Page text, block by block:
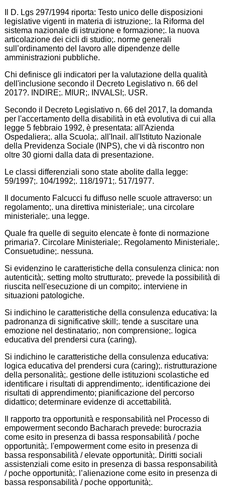
Il D. Lgs 297/1994 riporta: Testo unico delle disposizioni
legislative vigenti in materia di istruzione;. la Riforma del
sistema nazionale di istruzione e formazione;. la nuova
articolazione dei cicli di studio;. norme generali
sull’ordinamento del lavoro alle dipendenze delle
amministrazioni pubbliche.
Chi definisce gli indicatori per la valutazione della qualità
dell'inclusione secondo il Decreto Legislativo n. 66 del
2017?. INDIRE;. MIUR;. INVALSI;. USR.
Secondo il Decreto Legislativo n. 66 del 2017, la domanda
per l'accertamento della disabilità in età evolutiva di cui alla
legge 5 febbraio 1992, è presentata: all'Azienda
Ospedaliera;. alla Scuola;. all'Inail. all'Istituto Nazionale
della Previdenza Sociale (INPS), che vi dà riscontro non
oltre 30 giorni dalla data di presentazione.
Le classi differenziali sono state abolite dalla legge:
59/1997;. 104/1992;. 118/1971;. 517/1977.
Il documento Falcucci fu diffuso nelle scuole attraverso: un
regolamento;. una direttiva ministeriale;. una circolare
ministeriale;. una legge.
Quale fra quelle di seguito elencate è fonte di normazione
primaria?. Circolare Ministeriale;. Regolamento Ministeriale;.
Consuetudine;. nessuna.
Si evidenzino le caratteristiche della consulenza clinica: non
autenticità;. setting molto strutturato;. prevede la possibilità di
riuscita nell'esecuzione di un compito;. interviene in
situazioni patologiche.
Si indichino le caratteristiche della consulenza educativa: la
padronanza di significative skill;. tende a suscitare una
emozione nel destinatario;. non comprensione;. logica
educativa del prendersi cura (caring).
Si indichino le caratteristiche della consulenza educativa:
logica educativa del prendersi cura (caring);. ristrutturazione
della personalità;. gestione delle istituzioni scolastiche ed
identificare i risultati di apprendimento;. identificazione dei
risultati di apprendimento; pianificazione del percorso
didattico; determinare evidenze di accettabilità.
Il rapporto tra opportunità e responsabilità nel Processo di
empowerment secondo Bacharach prevede: burocrazia
come esito in presenza di bassa responsabilità / poche
opportunità;. l'empowerment come esito in presenza di
bassa responsabilità / elevate opportunità;. Diritti sociali
assistenziali come esito in presenza di bassa responsabilità
/ poche opportunità;. l’alienazione come esito in presenza di
bassa responsabilità / poche opportunità;.